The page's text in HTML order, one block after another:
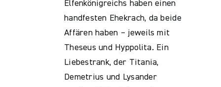
Elfenkönigreichs haben einen
handfesten Ehekrach, da beide
Affären haben – jeweils mit
Theseus und Hyppolita. Ein
Liebestrank, der Titania,
Demetrius und Lysander